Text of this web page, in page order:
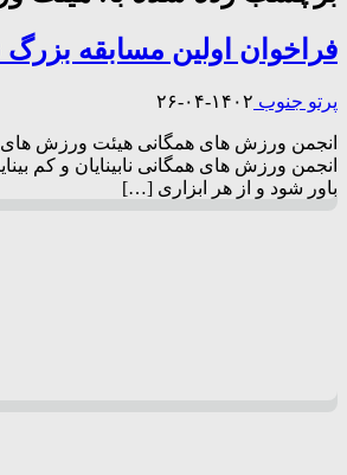
فراخوان اولین مسابقه بزرگ
پرتو جنوب ۱۴۰۲-۰۴-۲۶
انجمن ورزش های همگانی هیئت ورزش های
انجمن ورزش های همگانی نابینایان و کم
باور شود و از هر ابزاری […]